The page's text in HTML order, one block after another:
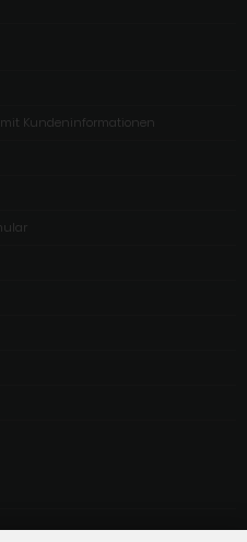
Kundeninformationen